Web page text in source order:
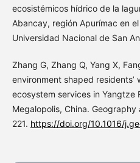
ecosistémicos hídrico de la
Abancay, región Apurímac en
Universidad Nacional de San
Zhang G, Zhang Q, Yang X,
environment shaped residents’
ecosystem services in Yangtze
Megalopolis, China.
221. https://doi.org/10.1016/